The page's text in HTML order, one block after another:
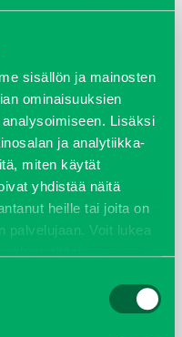
sisällön ja mainosten
ominaisuuksien
Lisäksi
ja analytiikka-
miten käytät
yhdistää näitä
heille tai joita on
palvelujaan. Voit lukea